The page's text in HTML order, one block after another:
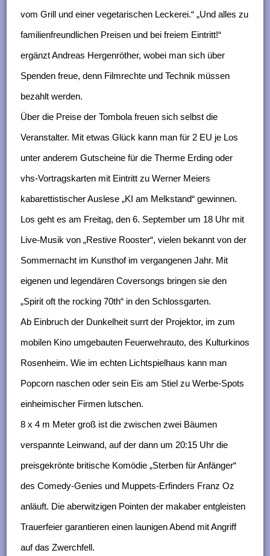
vom Grill und einer vegetarischen Leckerei.“ „Und alles zu
familienfreundlichen Preisen und bei freiem Eintritt!“
ergänzt Andreas Hergenröther, wobei man sich über
Spenden freue, denn Filmrechte und Technik müssen
bezahlt werden.
Über die Preise der Tombola freuen sich selbst die
Veranstalter. Mit etwas Glück kann man für 2 EU je Los
unter anderem Gutscheine für die Therme Erding oder
vhs-Vortragskarten mit Eintritt zu Werner Meiers
kabarettistischer Auslese „KI am Melkstand“ gewinnen.
Los geht es am Freitag, den 6. September um 18 Uhr mit
Live-Musik von „Restive Rooster“, vielen bekannt von der
Sommernacht im Kunsthof im vergangenen Jahr. Mit
eigenen und legendären Coversongs bringen sie den
„Spirit oft the rocking 70th“ in den Schlossgarten.
Ab Einbruch der Dunkelheit surrt der Projektor, im zum
mobilen Kino umgebauten Feuerwehrauto, des Kulturkinos
Rosenheim. Wie im echten Lichtspielhaus kann man
Popcorn naschen oder sein Eis am Stiel zu Werbe-Spots
einheimischer Firmen lutschen.
8 x 4 m Meter groß ist die zwischen zwei Bäumen
verspannte Leinwand, auf der dann um 20:15 Uhr die
preisgekrönte britische Komödie „Sterben für Anfänger“
des Comedy-Genies und Muppets-Erfinders Franz Oz
anläuft. Die aberwitzigen Pointen der makaber entgleisten
Trauerfeier garantieren einen launigen Abend mit Angriff
auf das Zwerchfell.